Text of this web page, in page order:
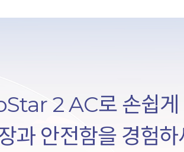
2 AC로 손쉽게
과 안전함을 경험하